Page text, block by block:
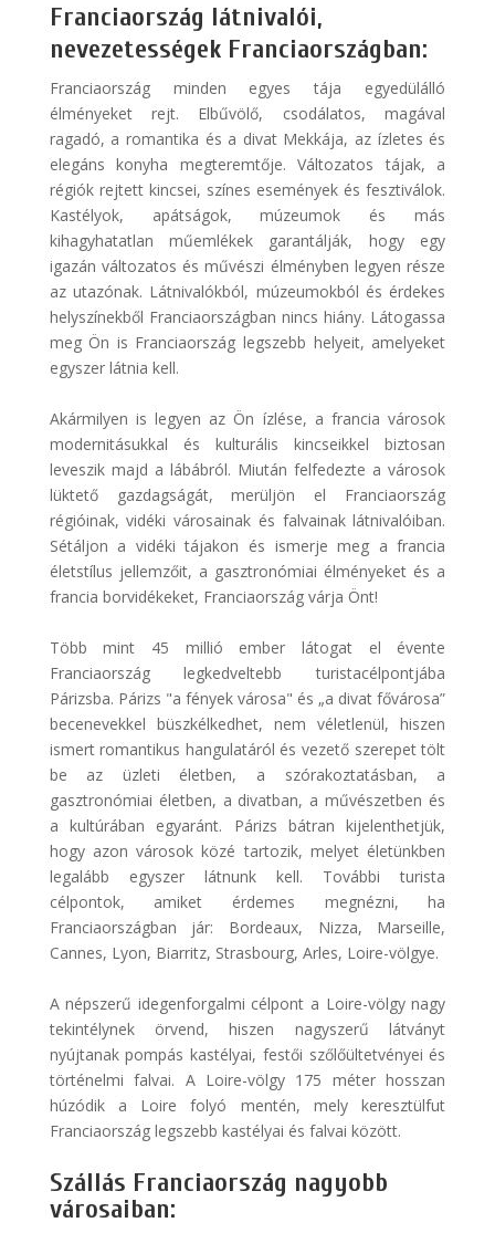
Franciaország látnivalói,
nevezetességek Franciaországban:
Franciaország minden egyes tája egyedülálló
élményeket rejt. Elbűvölő, csodálatos, magával
ragadó, a romantika és a divat Mekkája, az ízletes és
elegáns konyha megteremtője. Változatos tájak, a
régiók rejtett kincsei, színes események és fesztiválok.
Kastélyok, apátságok, múzeumok és más
kihagyhatatlan műemlékek garantálják, hogy egy
igazán változatos és művészi élményben legyen része
az utazónak. Látnivalókból, múzeumokból és érdekes
helyszínekből Franciaországban nincs hiány. Látogassa
meg Ön is Franciaország legszebb helyeit, amelyeket
egyszer látnia kell.
Akármilyen is legyen az Ön ízlése, a francia városok
modernitásukkal és kulturális kincseikkel biztosan
leveszik majd a lábábról. Miután felfedezte a városok
lüktető gazdagságát, merüljön el Franciaország
régióinak, vidéki városainak és falvainak látnivalóiban.
Sétáljon a vidéki tájakon és ismerje meg a francia
életstílus jellemzőit, a gasztronómiai élményeket és a
francia borvidékeket, Franciaország várja Önt!
Több mint 45 millió ember látogat el évente
Franciaország legkedveltebb turistacélpontjába
Párizsba. Párizs "a fények városa" és „a divat fővárosa”
becenevekkel büszkélkedhet, nem véletlenül, hiszen
ismert romantikus hangulatáról és vezető szerepet tölt
be az üzleti életben, a szórakoztatásban, a
gasztronómiai életben, a divatban, a művészetben és
a kultúrában egyaránt. Párizs bátran kijelenthetjük,
hogy azon városok közé tartozik, melyet életünkben
legalább egyszer látnunk kell. További turista
célpontok, amiket érdemes megnézni, ha
Franciaországban jár: Bordeaux, Nizza, Marseille,
Cannes, Lyon, Biarritz, Strasbourg, Arles, Loire-völgye.
A népszerű idegenforgalmi célpont a Loire-völgy nagy
tekintélynek örvend, hiszen nagyszerű látványt
nyújtanak pompás kastélyai, festői szőlőültetvényei és
történelmi falvai. A Loire-völgy 175 méter hosszan
húzódik a Loire folyó mentén, mely keresztülfut
Franciaország legszebb kastélyai és falvai között.
Szállás Franciaország nagyobb
városaiban: